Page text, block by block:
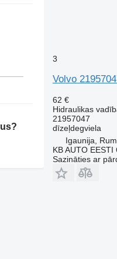
3
Volvo
62 €
Hidraulikas
21957047
dīzeļdegviela
Igaunija,
KB AUTO EESTI
Sazināties ar